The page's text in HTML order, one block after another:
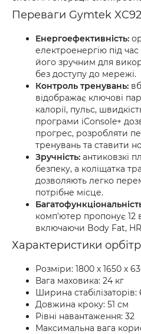
Переваги Gymtek
Енергоефективність:
електроенергію під
його зручним для
без доступу до мережі.
Контроль тренувань:
відображає ключові
калорії, пульс,
програми iConsole+
прогрес, розробляти
тренувань та ставити
Зручність: антиковзкі
безпеку, а коліщатка
дозволяють легко
потрібне місце.
комп'ютер пропонує 12
включаючи Body Fat,
Характеристики
Розміри: 1800 х 1650 х
Вага маховика: 24 кг
Ширина стабілізаторів:
Довжина кроку: 51 см
Рівні навантаження: 32
Максимальна вага